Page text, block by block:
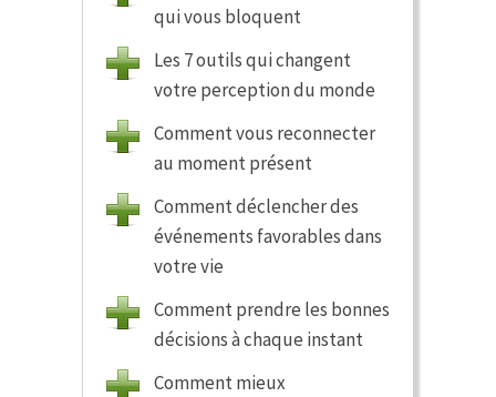
qui vous bloquent
Les 7 outils qui changent
votre perception du monde
Comment vous reconnecter
au moment présent
Comment déclencher des
événements favorables dans
votre vie
Comment prendre les bonnes
décisions à chaque instant
Comment mieux